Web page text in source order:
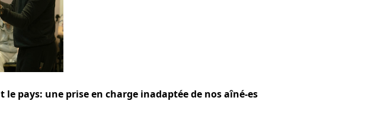
le pays: une prise en charge inadaptée de nos aîné-es